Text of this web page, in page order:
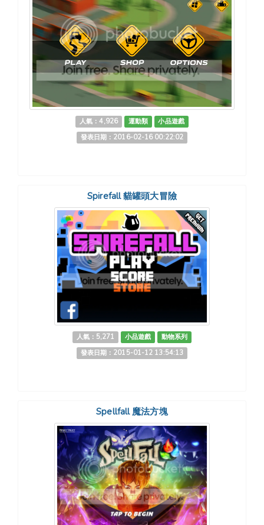
人氣：4,926 運動類
小品遊戲
發表日期：2016-02-16 00:22:02
Spirefall 貓罐頭大冒險
人氣：5,271 小品遊戲
動物系列
發表日期：2015-01-12 13:54:13
Spellfall 魔法方塊